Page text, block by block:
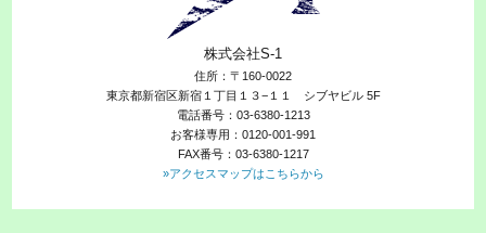
株式会社S-1
住所：〒160-0022
東京都新宿区新宿１丁目１３−１１ シブヤビル 5F
電話番号：03-6380-1213
お客様専用：0120-001-991
FAX番号：03-6380-1217
»アクセスマップはこちらから